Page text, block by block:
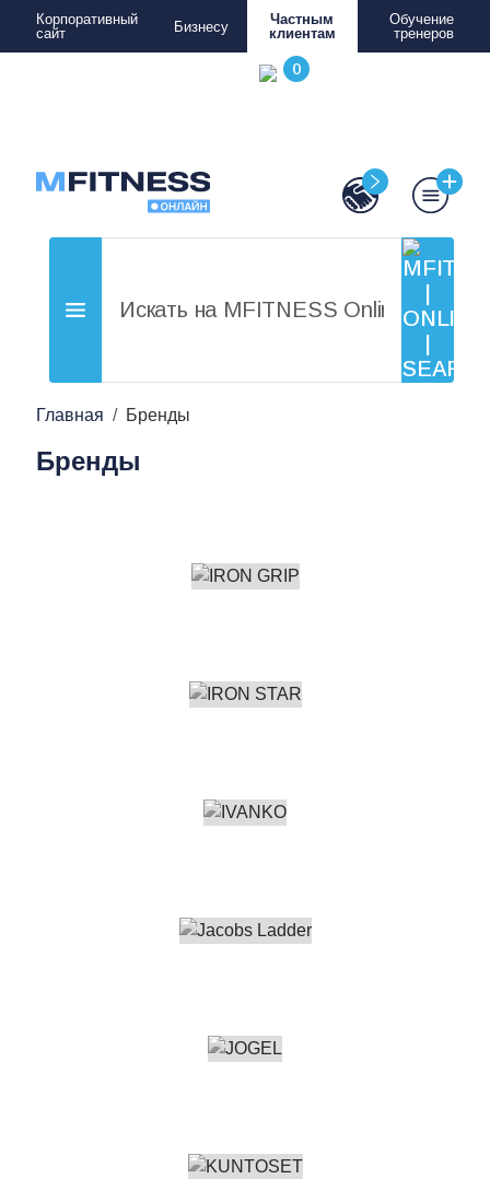
Корпоративный
сайт
Бизнесу
Частным
клиентам
Обучение
тренеров
Главная Бренды
Бренды